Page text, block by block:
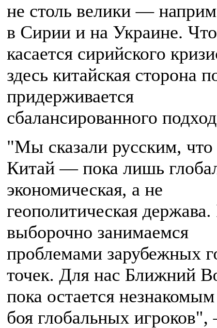
не столь велики —
в Сирии и на Украине. Что
касается сирийского
здесь китайская сторона
придерживается
сбалансированного
"Мы сказали русским, что
Китай — пока лишь
экономическая, а не
геополитическая
выборочно занимаемся
проблемами зарубежных
точек. Для нас Ближний
пока остается
боя глобальных